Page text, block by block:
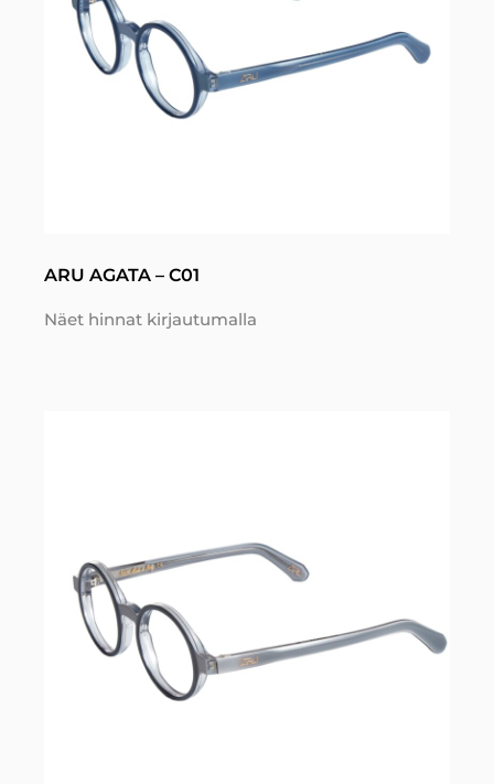
ARU AGATA – C01
Näet hinnat kirjautumalla